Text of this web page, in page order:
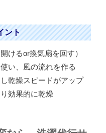
ント
けるor換気扇を回す）
い、風の流れを作る
乾燥スピードがアップ
効果的に乾燥